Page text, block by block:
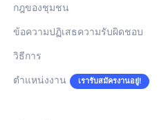
กฎของชุมชน
ข้อความปฏิเสธความรับผิดชอบ
วิธีการ
ตำแหน่งงาน เรารับสมัครงานอยู่!